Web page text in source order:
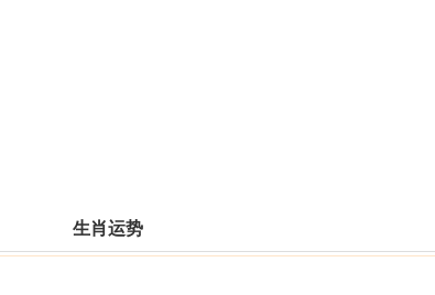
生肖运势